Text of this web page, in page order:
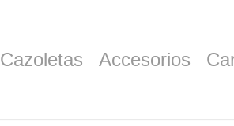
Cazoletas Accesorios